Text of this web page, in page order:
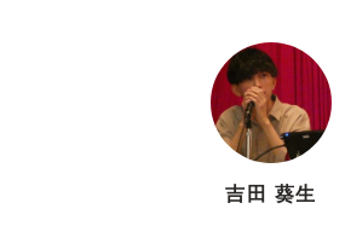
吉田 葵生